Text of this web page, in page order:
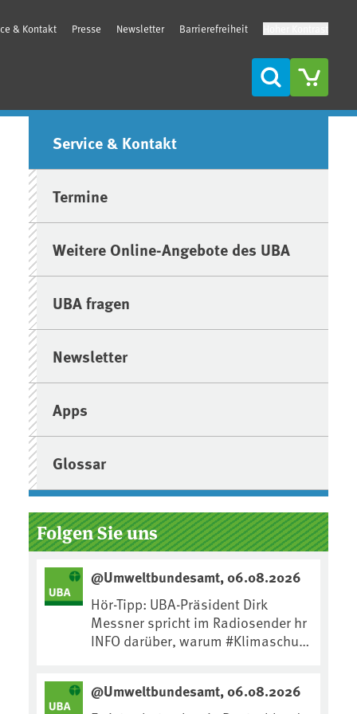
& Kontakt Presse Newsletter Barrierefreiheit
Suche
Seitenleiste
Service & Kontakt
Termine
Weitere Online-Angebote des UBA
UBA fragen
Newsletter
Apps
Glossar
Folgen Sie uns
@Umweltbundesamt, 06.08.2026
Hör-Tipp: UBA-Präsident Dirk
Messner spricht im Radiosender hr
INFO darüber, warum #Klimaschutz
Klimafolgen anpassen können:
@Umweltbundesamt, 06.08.2026